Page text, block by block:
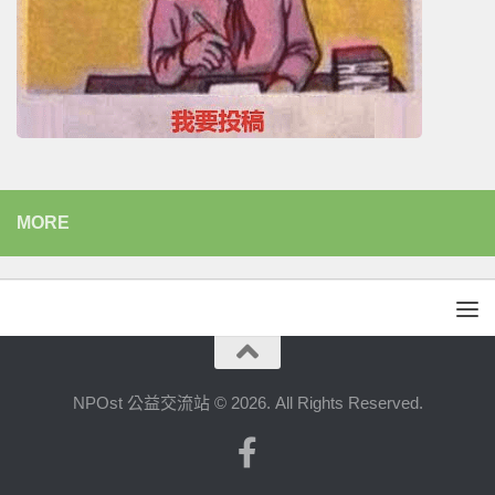
MORE
NPOst 公益交流站 © 2026. All Rights Reserved.